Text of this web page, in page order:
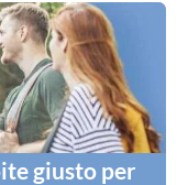
giusto per